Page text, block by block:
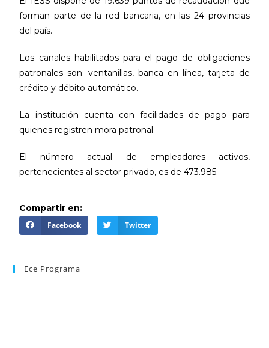
forman parte de la red bancaria, en las 24 provincias
del país.
Los canales habilitados para el pago de obligaciones
patronales son: ventanillas, banca en línea, tarjeta de
crédito y débito automático.
La institución cuenta con facilidades de pago para
quienes registren mora patronal.
El número actual de empleadores activos,
pertenecientes al sector privado, es de 473.985.
Compartir en:
Facebook Twitter
Ece Programa